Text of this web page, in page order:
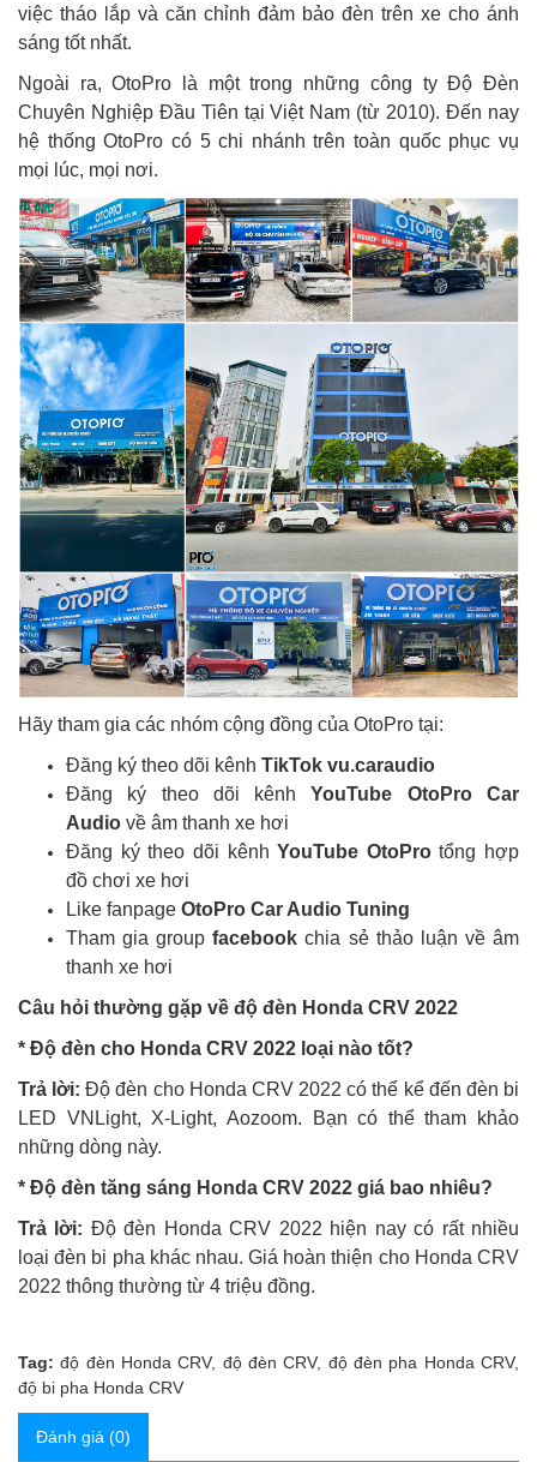
việc tháo lắp và căn chỉnh đảm bảo đèn trên xe cho ánh
sáng tốt nhất.
Ngoài ra, OtoPro là một trong những công ty Độ Đèn
Chuyên Nghiệp Đầu Tiên tại Việt Nam (từ 2010). Đến nay
hệ thống OtoPro có 5 chi nhánh trên toàn quốc phục vụ
mọi lúc, mọi nơi.
Hãy tham gia các nhóm cộng đồng của OtoPro tại:
Đăng ký theo dõi kênh TikTok vu.caraudio
Đăng ký theo dõi kênhYouTube OtoPro Car
Audio về âm thanh xe hơi
Đăng ký theo dõi kênhYouTube OtoProtổng hợp
đồ chơi xe hơi
Like fanpage OtoPro Car Audio Tuning
Tham gia groupfacebook chia sẻ thảo luận về âm
thanh xe hơi
Câu hỏi thường gặp về độ đèn Honda CRV 2022
* Độ đèn cho Honda CRV 2022 loại nào tốt?
Trả lời: Độ đèn cho Honda CRV 2022 có thể kể đến đèn bi
LED VNLight, X-Light, Aozoom. Bạn có thể tham khảo
những dòng này.
* Độ đèn tăng sáng Honda CRV 2022 giá bao nhiêu?
Trả lời: Độ đèn Honda CRV 2022 hiện nay có rất nhiều
loại đèn bi pha khác nhau. Giá hoàn thiện cho Honda CRV
2022 thông thường từ 4 triệu đồng.
Tag: độ đèn Honda CRV, độ đèn CRV, độ đèn pha Honda CRV,
độ bi pha Honda CRV
Đánh giá (0)